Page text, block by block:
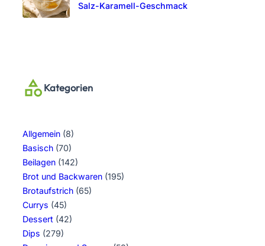
Salz-Karamell-Geschmack
Kategorien
Allgemein (8)
Basisch (70)
Beilagen (142)
Brot und Backwaren (195)
Brotaufstrich (65)
Currys (45)
Dessert (42)
Dips (279)